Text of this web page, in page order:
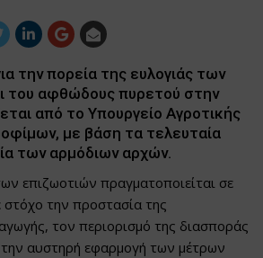
την πορεία της ευλογιάς των
του αφθώδους πυρετού στην
από το Υπουργείο Αγροτικής
με βάση τα τελευταία
των αρμόδιων αρχών.
επιζωοτιών πραγματοποιείται σε
στόχο την προστασία της
τον περιορισμό της διασποράς
αυστηρή εφαρμογή των μέτρων